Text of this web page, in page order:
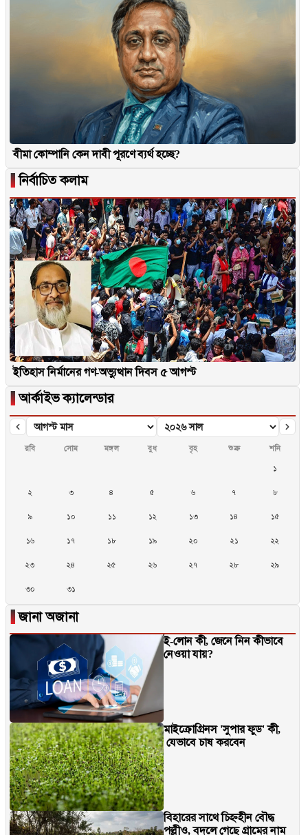
বীমা কোম্পানি কেন দাবী পূরণে ব্যর্থ হচ্ছে?
▐নির্বাচিত কলাম
ইতিহাস নির্মানের গণ-অভ্যুত্থান দিবস ৫ আগস্ট
▐আর্কাইভ ক্যালেন্ডার
রবি সোম মঙ্গল বুধ বৃহ শুক্র
শনি
১
২ ৩ ৪ ৫ ৬ ৭ ৮
৯ ১০ ১১ ১২ ১৩ ১৪ ১৫
১৬ ১৭ ১৮ ১৯ ২০ ২১ ২২
২৩ ২৪ ২৫ ২৬ ২৭ ২৮ ২৯
৩০ ৩১
▐জানা অজানা
ই-লোন কী, জেনে নিন কীভাবে
নেওয়া যায়?
মাইক্রোগ্রিনস 'সুপার ফুড' কী,
যেভাবে চাষ করবেন
বিহারের সাথে চিহ্নহীন বৌদ্ধ
পল্লীও, বদলে গেছে গ্রামের নাম